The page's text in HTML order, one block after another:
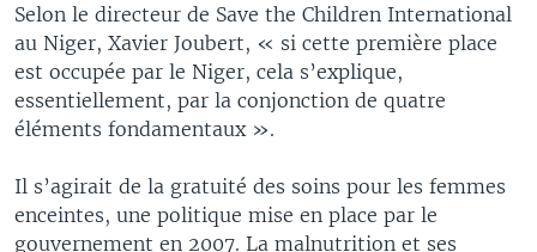
Selon le directeur de Save the Children International
au Niger, Xavier Joubert, « si cette première place
est occupée par le Niger, cela s’explique,
essentiellement, par la conjonction de quatre
éléments fondamentaux ».
Il s’agirait de la gratuité des soins pour les femmes
enceintes, une politique mise en place par le
gouvernement en 2007. La malnutrition et ses